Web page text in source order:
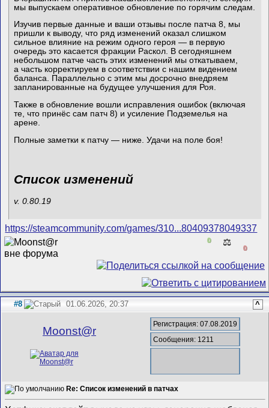
мы выпускаем оперативное обновление по горячим следам.
Изучив первые данные и ваши отзывы после патча 8, мы
пришли к выводу, что ряд изменений оказал слишком
сильное влияние на режим одного героя — в первую
очередь это касается фракции Раскол. В сегодняшнем
небольшом патче часть этих изменений мы откатываем,
а часть корректируем в соответствии с нашим видением
баланса. Параллельно с этим мы досрочно внедряем
запланированные на будущее улучшения для Роя.
Также в обновление вошли исправления ошибок (включая
те, что принёс сам патч 8) и усиление Подземелья на
арене.
Полные заметки к патчу — ниже. Удачи на поле боя!
Список изменений
v. 0.80.19
https://steamcommunity.com/games/310...80409378049337
0 ⚖️
0
#8 01.06.2026, 20:37 ^
Mооnst@r
Регистрация: 07.08.2019
Сообщения: 1211
Re: Список изменений в патчах